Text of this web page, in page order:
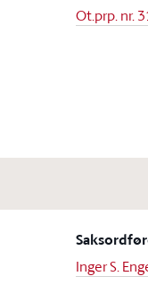
Ot.prp. nr.
Inger S.